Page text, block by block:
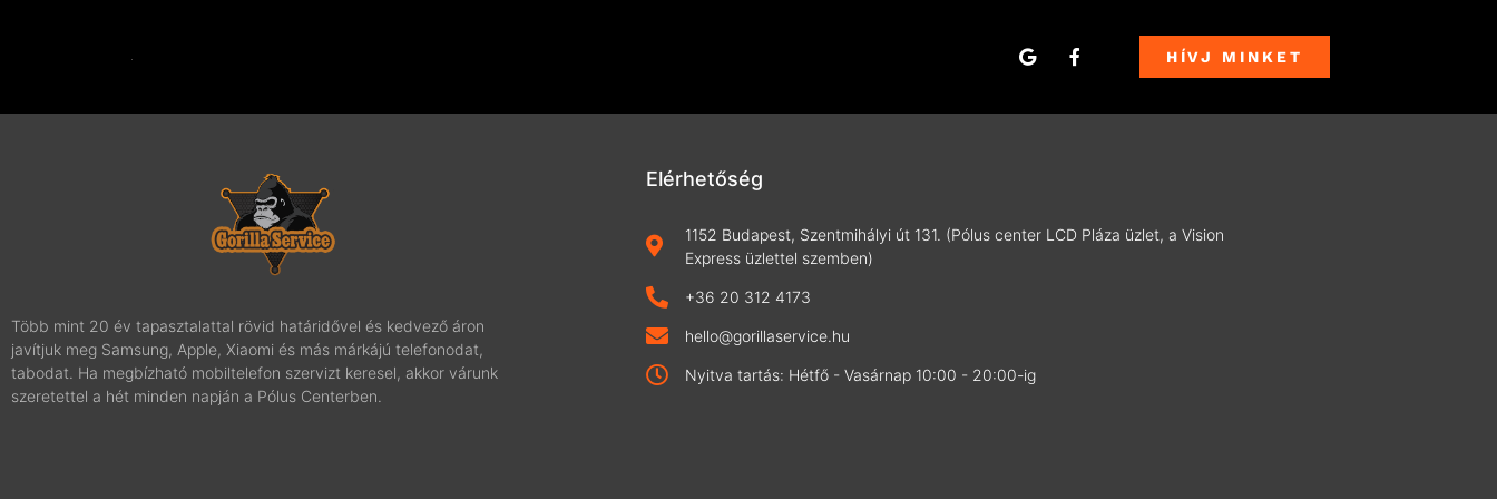
HÍVJ MINKET
Több mint 20 év tapasztalattal rövid határidővel és kedvező áron
javítjuk meg Samsung, Apple, Xiaomi és más márkájú telefonodat,
tabodat. Ha megbízható mobiltelefon szervizt keresel, akkor várunk
szeretettel a hét minden napján a Pólus Centerben.
Elérhetőség
1152 Budapest, Szentmihályi út 131. (Pólus center LCD Pláza üzlet, a Vision
Express üzlettel szemben)
+36 20 312 4173
hello@gorillaservice.hu
Nyitva tartás: Hétfő - Vasárnap 10:00 - 20:00-ig